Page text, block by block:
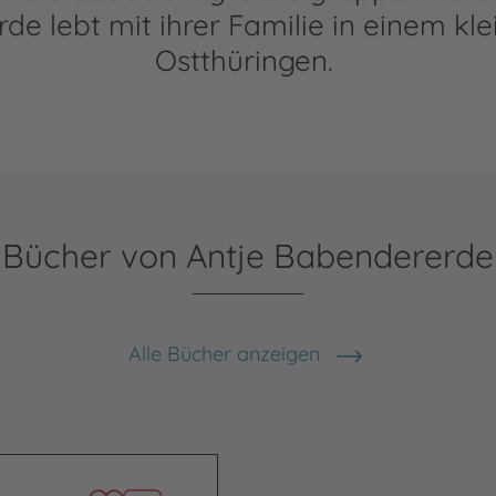
lebt mit ihrer Familie in einem
Ostthüringen.
Bücher von Antje Babendererde
Alle Bücher anzeigen